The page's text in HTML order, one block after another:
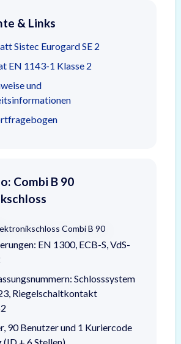
& Links
Sistec Eurogard SE 2
EN 1143-1 Klasse 2
und
Combi B 90
EN 1300, ECB-S, VdS-
Schlosssystem
Riegelschaltkontakt
90 Benutzer und 1 Kuriercode
(ID + 6 Stellen)